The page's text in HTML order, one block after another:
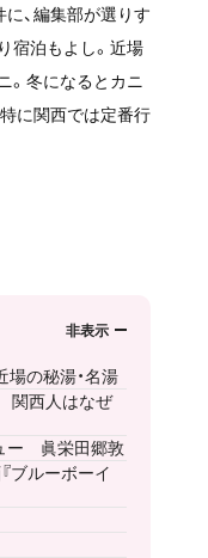
、編集部が選りす
宿泊もよし。近場
。冬になるとカニ
に関西では定番行
の秘湯・名湯
関西人はなぜ
ー 眞栄田郷敦
ブルーボーイ